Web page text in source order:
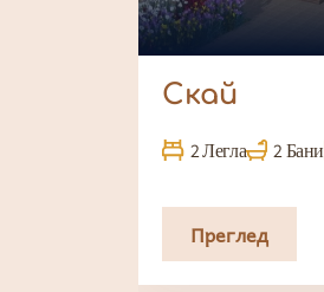
Скай
2 Легла 2 Бани
Преглед